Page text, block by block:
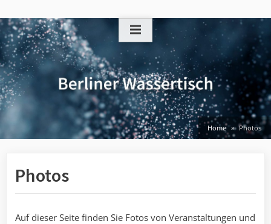
to
content
Home Photos
Photos
Auf dieser Seite finden Sie Fotos von Veranstaltungen und